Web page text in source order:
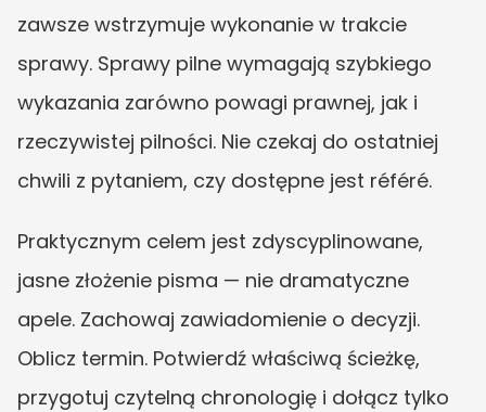
zawsze wstrzymuje wykonanie w trakcie
sprawy. Sprawy pilne wymagają szybkiego
wykazania zarówno powagi prawnej, jak i
rzeczywistej pilności. Nie czekaj do ostatniej
chwili z pytaniem, czy dostępne jest référé.
Praktycznym celem jest zdyscyplinowane,
jasne złożenie pisma — nie dramatyczne
apele. Zachowaj zawiadomienie o decyzji.
Oblicz termin. Potwierdź właściwą ścieżkę,
przygotuj czytelną chronologię i dołącz tylko